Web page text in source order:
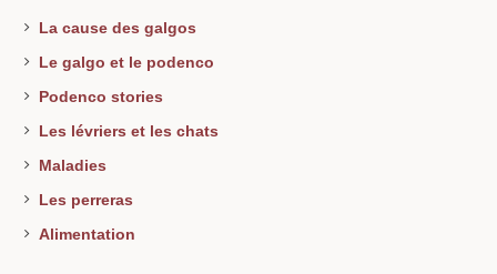
La cause des galgos
Le galgo et le podenco
Podenco stories
Les lévriers et les chats
Maladies
Les perreras
Alimentation